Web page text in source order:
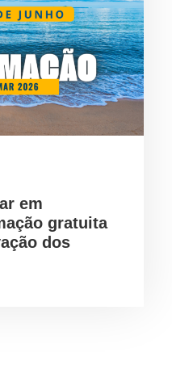
em
gratuita
dos